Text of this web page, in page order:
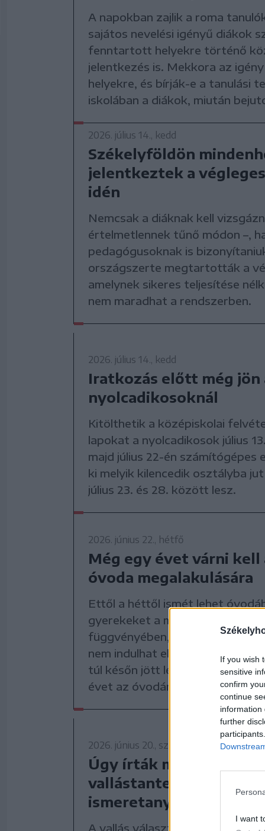
If you wish
sensitive
confirm
continue
information
further
I want
A napokban zajlik a roma
sajátos nevelési igényű diákok
fenntartott helyekre történő
jelentkezés is. Mekkora az
helyekre, és bírják-e a tanulási
iskolában a diákok, miután
2026. július 14., kedd
Székelyföldön
jelentkeztek a
idén
Nemcsak a diáknak kell
értelmetlennek tűnő módon –,
pedagógusoknak is
országszerte megtartották a
amelynek sikeres teljesítése
nem maradhat a rendszerben.
2026. július 14., kedd
Iratkozás előtt még jön
nyolcadikosoknál
Kitölthetik a középiskolai
lapokat a nyolcadikosok július
majd július 22-én számítógépes
ki melyik kilencedik osztályba
július 23. és 28. között lesz.
2026. június 22., hétfő
Még egy évet várni
óvoda megalakulására
Ettől a héttől ismét lehet
gyerekeket a megmaradt
függvényében, ám
nem indulhat el a katolikus
túl későn jött létre a líceum, így
évet az óvodára.
2026. június 20., szombat
Úgy írták meg a
vallástantervet, hogy
ismeretanyag legyen
A vallás választható érettségi